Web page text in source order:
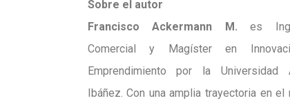
Sobre el autor
Francisco Ackermann M. es
Comercial y Magíster en
Emprendimiento por la Universidad
Ibáñez. Con una amplia trayectoria en el